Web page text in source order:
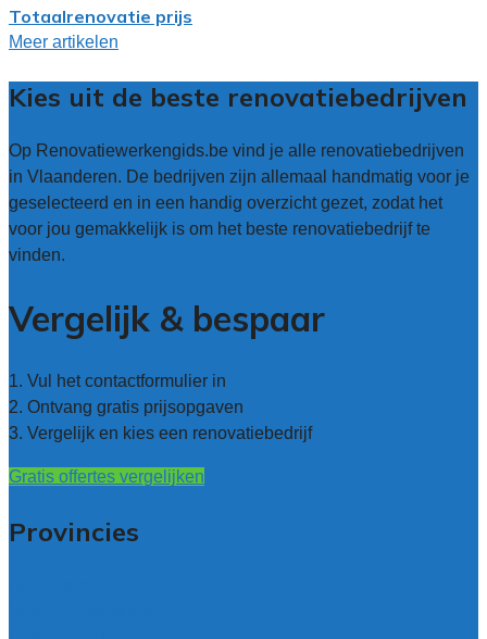
Totaalrenovatie prijs
Meer artikelen
Kies uit de beste renovatiebedrijven
Op Renovatiewerkengids.be vind je alle renovatiebedrijven
in Vlaanderen. De bedrijven zijn allemaal handmatig voor je
geselecteerd en in een handig overzicht gezet, zodat het
voor jou gemakkelijk is om het beste renovatiebedrijf te
vinden.
Vergelijk & bespaar
1. Vul het contactformulier in
2. Ontvang gratis prijsopgaven
3. Vergelijk en kies een renovatiebedrijf
Gratis offertes vergelijken
Provincies